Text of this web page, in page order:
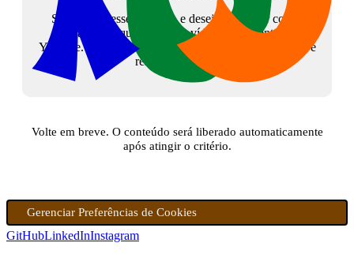
Se tem interesse no tema, e deseja colaborar com o
canal, peço que assista ao vídeo diretamente no
Youtube. Isso sinalizará para a plataforma que o vídeo é
relevante. Grato!
Volte em breve. O conteúdo será liberado automaticamente
após atingir o critério.
Gerenciar Preferências de Cookies
GitHubLinkedInInstagram